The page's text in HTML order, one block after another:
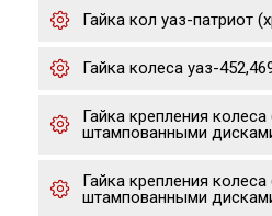
Гайка кол уаз-патриот
Гайка колеса уаз-
Гайка крепления
штампованными
Гайка крепления
штампованными